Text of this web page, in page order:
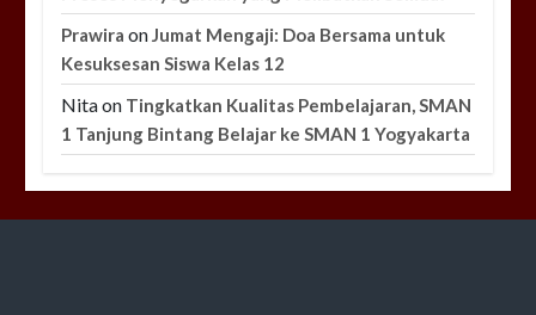
Prawira onJumat Mengaji: Doa Bersama untuk
Kesuksesan Siswa Kelas 12
Nitaon Tingkatkan Kualitas Pembelajaran, SMAN
1 Tanjung Bintang Belajar ke SMAN 1 Yogyakarta